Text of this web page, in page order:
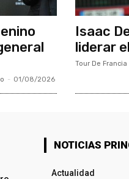
- 01/08/2026
Isaac
liderar
Tour De Francia
NOTICIAS
Actualidad